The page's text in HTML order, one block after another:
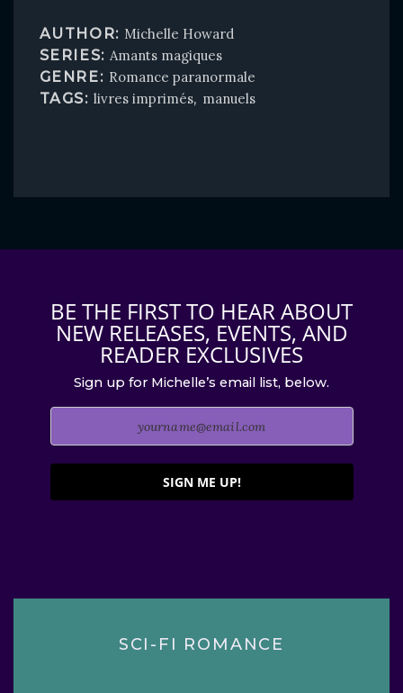
AUTHOR: Michelle Howard
SERIES: Amants magiques
GENRE: Romance paranormale
TAGS: livres imprimés, manuels
BE THE FIRST TO HEAR ABOUT
NEW RELEASES, EVENTS, AND
READER EXCLUSIVES
Sign up for Michelle’s email list, below.
SIGN ME UP!
SCI-FI ROMANCE